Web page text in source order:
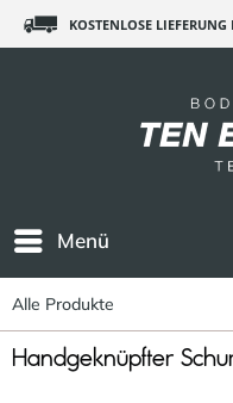
KOSTENLOSE LIEFERUNG
Menü
Alle Produkte
Handgeknüpfter